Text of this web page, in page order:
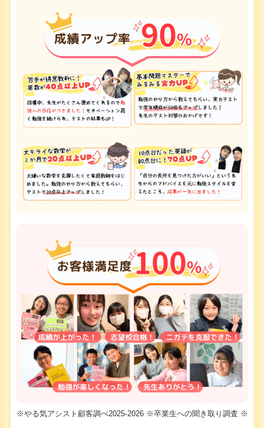
※やる気アシスト顧客調べ2025-2026 ※卒業生への聞き取り調査 ※